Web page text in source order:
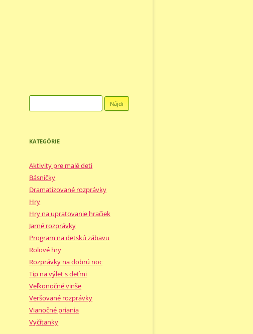
KATEGÓRIE
Aktivity pre malé deti
Básničky
Dramatizované rozprávky
Hry
Hry na upratovanie hračiek
Jarné rozprávky
Program na detskú zábavu
Rolové hry
Rozprávky na dobrú noc
Tip na výlet s deťmi
Veľkonočné vinše
Veršované rozprávky
Vianočné priania
Vyčítanky